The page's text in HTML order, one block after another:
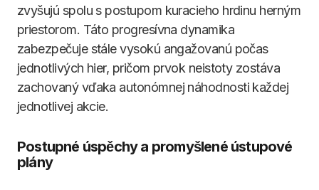
zvyšujú spolu s postupom kuracieho hrdinu herným
priestorom. Táto progresívna dynamika
zabezpečuje stále vysokú angažovanú počas
jednotlivých hier, pričom prvok neistoty zostáva
zachovaný vďaka autonómnej náhodnosti každej
jednotlivej akcie.
Postupné úspěchy a promyšlené ústupové
plány